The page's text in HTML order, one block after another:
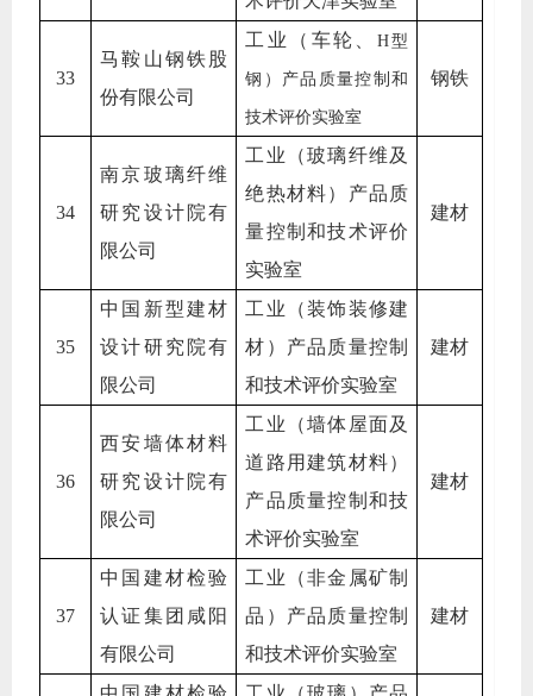
33
马鞍山钢铁股
份有限公司
工业（车轮、 H型
钢）产品质量控制和
技术评价实验室
钢铁
34
南京玻璃纤维
研究设计院有
限公司
工业（玻璃纤维及
绝热材料）产品质
量控制和技术评价
实验室
建材
35
中国新型建材
设计研究院有
限公司
工业（装饰装修建
材）产品质量控制
和技术评价实验室
建材
36
西安墙体材料
研究设计院有
限公司
工业（墙体屋面及
道路用建筑材料）
产品质量控制和技
术评价实验室
建材
37
中国建材检验
认证集团咸阳
有限公司
工业（非金属矿制
品）产品质量控制
和技术评价实验室
建材